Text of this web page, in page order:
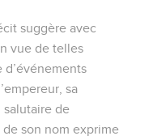
suggère avec
vue de telles
d’événements
sa
salutaire de
son nom exprime